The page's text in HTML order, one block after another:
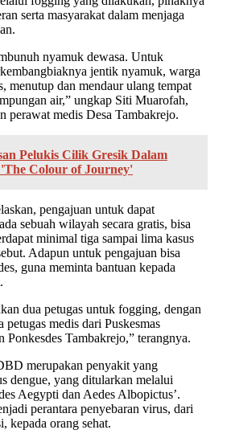
serta masyarakat dalam menjaga
nyamuk dewasa. Untuk
jentik nyamuk, warga
menutup dan mendaur ulang tempat
air,” ungkap Siti Muarofah,
perawat medis Desa Tambakrejo.
Pelukis Cilik Gresik Dalam
Colour of Journey'
pengajuan untuk dapat
sebuah wilayah secara gratis, bisa
minimal tiga sampai lima kasus
Adapun untuk pengajuan bisa
guna meminta bantuan kepada
dua petugas untuk fogging, dengan
medis dari Puskesmas
Ponkesdes Tambakrejo,” terangnya.
merupakan penyakit yang
dengue, yang ditularkan melalui
Aegypti dan Aedes Albopictus’.
perantara penyebaran virus, dari
kepada orang sehat.